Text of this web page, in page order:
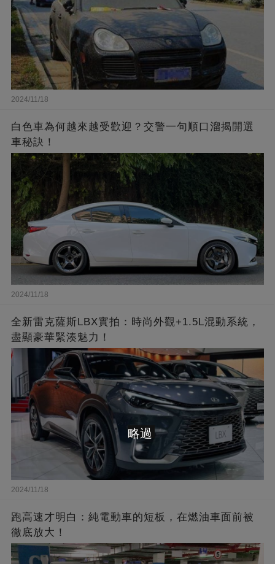
2024/11/18
白色車為何越來越受歡迎？交警一句順口溜揭開選
車秘訣！
2024/11/18
全新雷克薩斯LBX實拍：時尚外觀+1.5L混動系統，
盡顯豪華緊湊魅力！
2024/11/18
跑高速才明白：純電動車的短板，在燃油車面前被
徹底放大！
略過